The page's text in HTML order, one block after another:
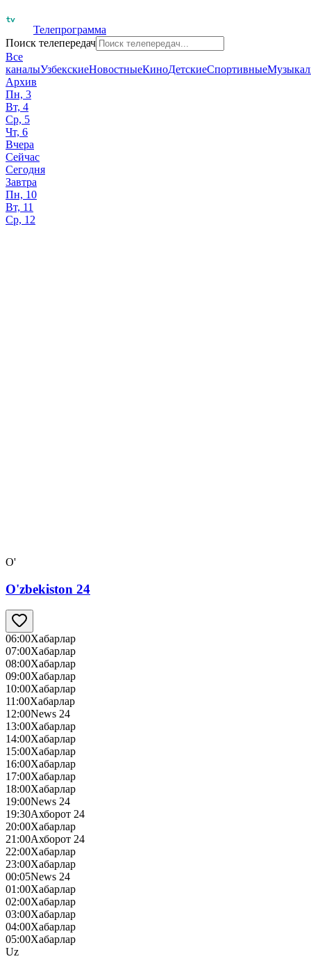
Телепрограмма
Поиск телепередач
Все
каналыУзбекскиеНовостныеКиноДетскиеСпортивные
Архив
Пн, 3
Вт, 4
Ср, 5
Чт, 6
Вчера
Сейчас
Сегодня
Завтра
Пн, 10
Вт, 11
Ср, 12
O'
O'zbekiston 24
06:00Хабарлар
07:00Хабарлар
08:00Хабарлар
09:00Хабарлар
10:00Хабарлар
11:00Хабарлар
12:00News 24
13:00Хабарлар
14:00Хабарлар
15:00Хабарлар
16:00Хабарлар
17:00Хабарлар
18:00Хабарлар
19:00News 24
19:30Ахборот 24
20:00Хабарлар
21:00Ахборот 24
22:00Хабарлар
23:00Хабарлар
00:05News 24
01:00Хабарлар
02:00Хабарлар
03:00Хабарлар
04:00Хабарлар
05:00Хабарлар
Uz